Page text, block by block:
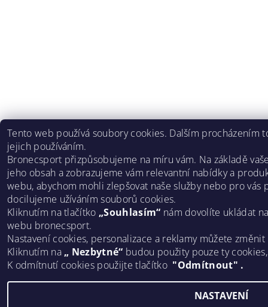
Tento web používá soubory cookies. Dalším procházením
jejich používáním.
Bronecsport přizpůsobujeme na míru vám. Na základě
jeho obsah a zobrazujeme vám relevantní nabídky a
webu, abychom mohli zlepšovat naše služby nebo pro vás
docilujeme užíváním souborů cookies.
Kliknutím na tlačítko „Souhlasím“ nám dovolíte ukládat
webu bronecsport.
Nastavení cookies, personalizace a reklamy můžete
Kliknutím na „ Nezbytné“ budou použity pouze ty
K odmítnutí cookies použijte tlačítko "Odmítnout" .
NASTAVENÍ